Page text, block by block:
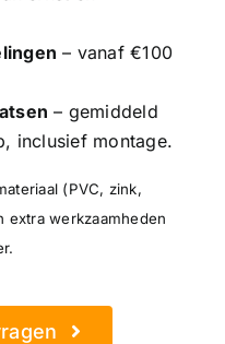
– vanaf €100
– gemiddeld
inclusief montage.
(PVC, zink,
extra werkzaamheden